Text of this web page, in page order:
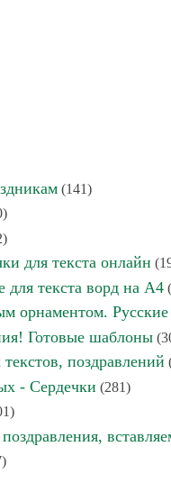
(141)
для текста онлайн
для текста ворд на А4
орнаментом. Русские
Готовые шаблоны
поздравлений
- Сердечки (281)